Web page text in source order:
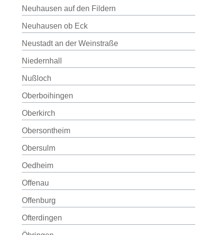
Neuhausen auf den Fildern
Neuhausen ob Eck
Neustadt an der Weinstraße
Niedernhall
Nußloch
Oberboihingen
Oberkirch
Obersontheim
Obersulm
Oedheim
Offenau
Offenburg
Ofterdingen